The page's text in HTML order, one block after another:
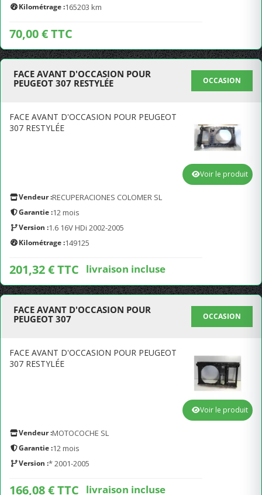
Kilométrage :165203 km
70,00 € TTC
FACE AVANT D'OCCASION POUR
PEUGEOT 307 RESTYLÉE
OCCASION
FACE AVANT D'OCCASION POUR PEUGEOT
307 RESTYLÉE
Vendeur :RECUPERACIONES COLOMER SL
Garantie :12 mois
Version :1.6 16V HDi 2002-2005
Kilométrage :149125
201,32 € TTC livraison incluse
Voir le produit
FACE AVANT D'OCCASION POUR
PEUGEOT 307
OCCASION
FACE AVANT D'OCCASION POUR PEUGEOT
307 RESTYLÉE
Vendeur :MOTOCOCHE SL
Garantie :12 mois
Version :* 2001-2005
166,08 € TTC livraison incluse
Voir le produit